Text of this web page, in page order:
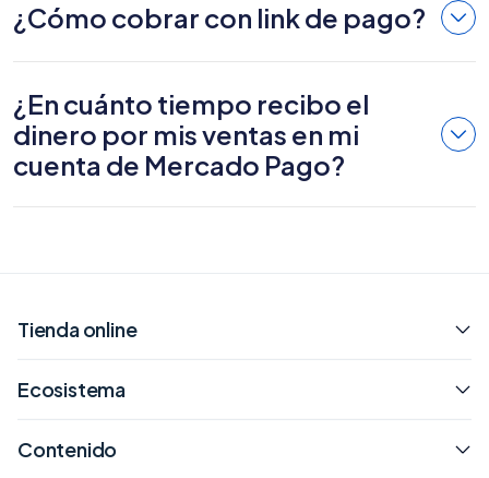
¿Cómo cobrar con link de pago?
¿En cuánto tiempo recibo el
dinero por mis ventas en mi
cuenta de Mercado Pago?
Tienda online
Ecosistema
Contenido